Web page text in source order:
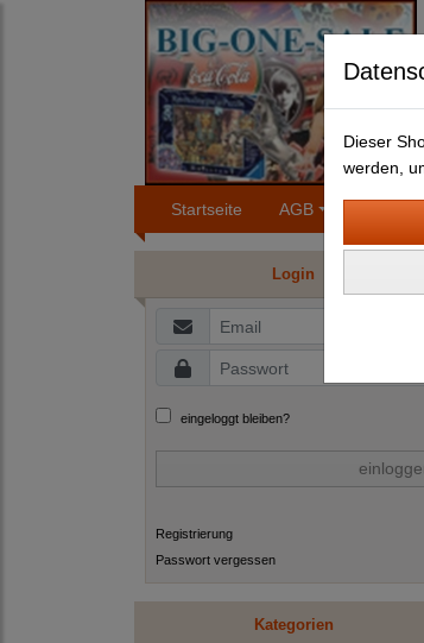
Startseite AGB
Login
eingeloggt bleiben?
Registrierung
Passwort vergessen
Kategorien
Dieser
werden,